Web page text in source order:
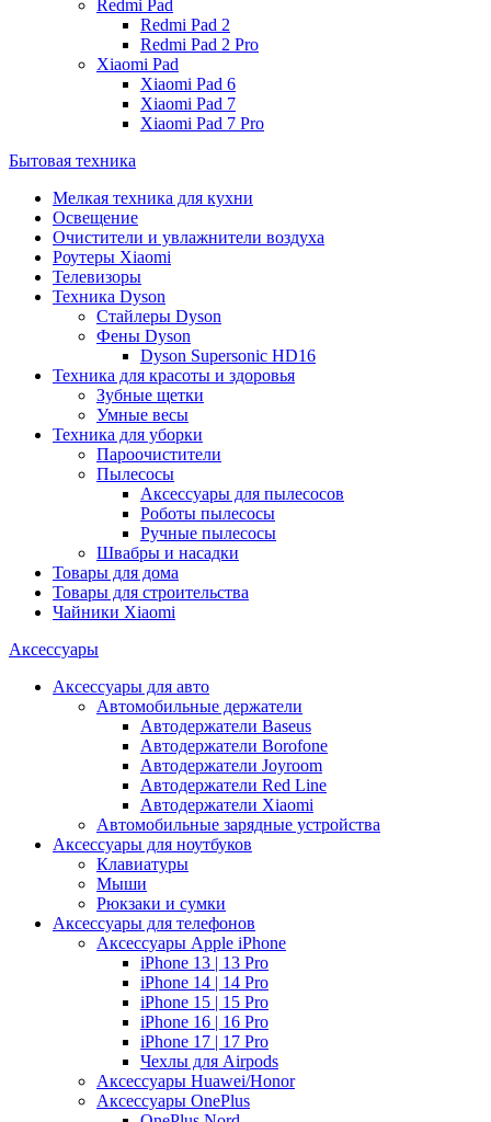
Redmi Pad
Redmi Pad 2
Redmi Pad 2 Pro
Xiaomi Pad
Xiaomi Pad 6
Xiaomi Pad 7
Xiaomi Pad 7 Pro
Бытовая техника
Мелкая техника для кухни
Освещение
Очистители и увлажнители воздуха
Роутеры Xiaomi
Телевизоры
Техника Dyson
Стайлеры Dyson
Фены Dyson
Dyson Supersonic HD16
Техника для красоты и здоровья
Зубные щетки
Умные весы
Техника для уборки
Пароочистители
Пылесосы
Аксессуары для пылесосов
Роботы пылесосы
Ручные пылесосы
Швабры и насадки
Товары для дома
Товары для строительства
Чайники Xiaomi
Аксессуары
Аксессуары для авто
Автомобильные держатели
Автодержатели Baseus
Автодержатели Borofone
Автодержатели Joyroom
Автодержатели Red Line
Автодержатели Xiaomi
Автомобильные зарядные устройства
Аксессуары для ноутбуков
Клавиатуры
Мыши
Рюкзаки и сумки
Аксессуары для телефонов
Аксессуары Apple iPhone
iPhone 13 | 13 Pro
iPhone 14 | 14 Pro
iPhone 15 | 15 Pro
iPhone 16 | 16 Pro
iPhone 17 | 17 Pro
Чехлы для Airpods
Аксессуары Huawei/Honor
Аксессуары OnePlus